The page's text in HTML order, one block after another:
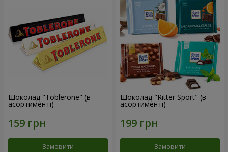
Шоколад "Toblerone" (в
асортименті)
Замовити
Шоколад "Ritter Sport" (в
асортименті)
Замовити